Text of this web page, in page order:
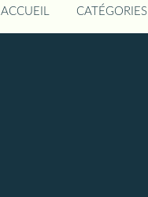
ACCUEIL CATÉGORIES